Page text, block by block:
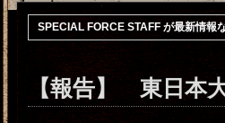
SPECIAL FORCE STAFF が最新情報
【報告】 東日本